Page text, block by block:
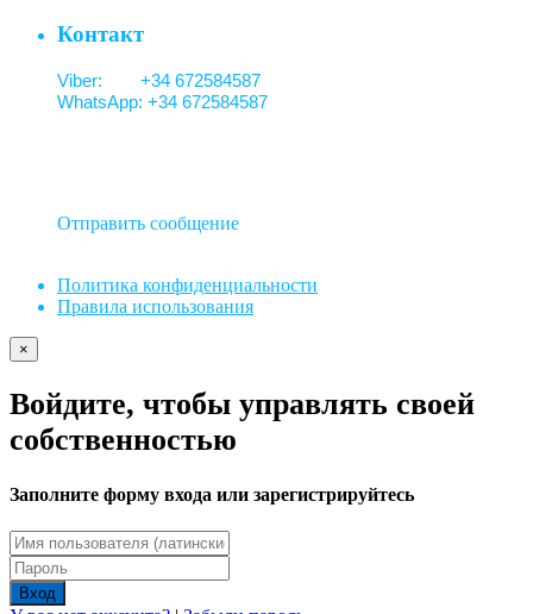
Контакт
Viber: +34 672584587
WhatsApp: +34 672584587
Отправить сообщение
Политика конфиденциальности
Правила использования
×
Войдите, чтобы управлять своей
собственностью
Заполните форму входа или зарегистрируйтесь
Вход